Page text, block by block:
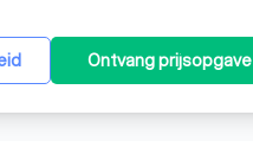
Ontvang prijsopgave